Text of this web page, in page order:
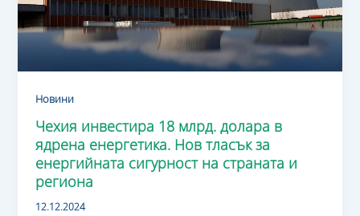
Новини
Чехия инвестира 18 млрд. долара в
ядрена енергетика. Нов тласък за
енергийната сигурност на страната и
региона
12.12.2024